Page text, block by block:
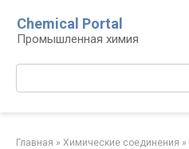
контенту
Chemical Portal
Промышленная химия
Главная » Химические соединения »